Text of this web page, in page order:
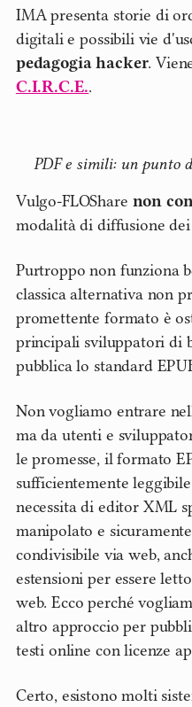
IMA presenta storie di
digitali e possibili vie
pedagogia hacker.
C.I.R.C.E..
PDF e simili: un punto
Vulgo-FLOShare non
modalità di diffusione
Purtroppo non funziona
classica alternativa non
promettente formato è
principali sviluppatori di
pubblica lo standard
Non vogliamo entrare
ma da utenti e
le promesse, il formato
sufficientemente
necessita di editor XML
manipolato e
condivisibile via web,
estensioni per essere
web. Ecco perché
altro approccio per
testi online con licenze
Certo, esistono molti